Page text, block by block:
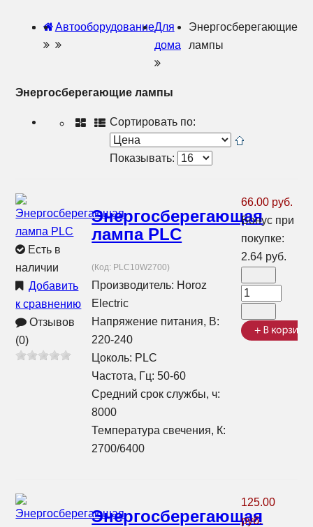
АвтооборудованиеДля
дома
Энергосберегающие
лампы
Энергосберегающие лампы
Сортировать по:
Показывать:
Есть в
наличии
Добавить
к сравнению
Отзывов
(0)
Энергосберегающая
лампа PLC
(Код: PLC10W2700)
Производитель: Horoz
Electric
Напряжение питания, В:
220-240
Цоколь: PLC
Частота, Гц: 50-60
Средний срок службы, ч:
8000
Температура свечения, К:
2700/6400
66.00 руб.
Бонус при
покупке:
2.64 руб.
Энергосберегающая
125.00
руб.